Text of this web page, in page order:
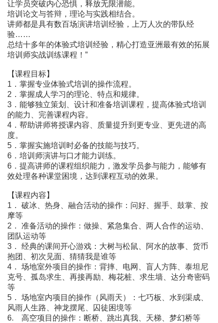
让学员突破内心恐惧，释放无限潜能。
培训论文与答辩，理论与实践相结合。
讲师都是具有数百场演讲培训经验，上万人次的带队经
验……
总结十多年的体验式培训经验，精心打造亚洲最有效的拓展
培训师实战训练课程！”
【课程目标】
1．掌握专业体验式培训的操作流程。
2．掌握成人学习的理论、特点和规律。
3．能够独立策划、设计和准备培训课程，提高体验式培训
的能力、完善课程内容。
4．帮助讲师将授课内容、质量提升到更专业、更先进的高
度。
5．掌握实施培训时必备的技能与技巧。
6．培训师演讲与口才能力训练。
6．提高讲师的课程组织能力，激发学员参与能力，能够有
效处理各种课堂困境，达到课程互动的效果。
【课程内容】
1． 破冰、热身、融合活动的操作：问好、握手、鼓掌、按
摩等
2． 准备活动的操作：做操、紧急集合、两人合作的运动、
团队运动等
3． 经典的课间开心游戏：大树与松鼠、阿水的故事、货币
抱团、初次见面、猜猜我是谁等
4． 场地室外项目的操作：背摔、电网、盲人方阵、泰坦尼
克号、孤岛求生、再接再励、梅花桩、求生墙、达分奇密码
等
5． 场地室内项目的操作（风雨天）：七巧板、水到渠成、
风雨人生路、神龙摆尾、囚徒困境等
6. 高空项目的操作：断桥、跳出真我、天梯、梦幻桥等